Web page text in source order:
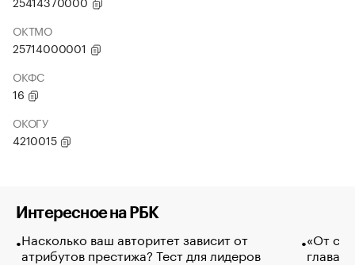
ОКТМО
25714000001
ОКФС
16
ОКОГУ
4210015
Интересное на РБК
Насколько ваш авторитет зависит от
атрибутов престижа? Тест для лидеров
«От
глава